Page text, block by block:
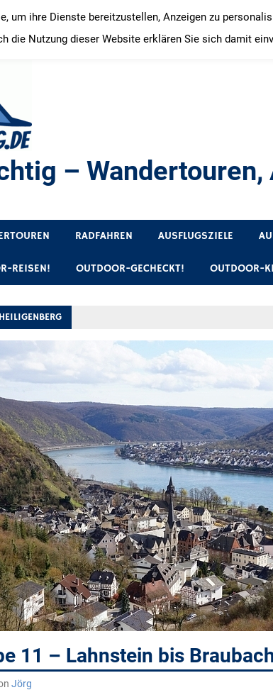
–
RADFAHREN AUSFLUGSZIELE
REISEN! OUTDOOR-GECHECKT! OUTDOOR-
11 – Lahnstein bis
Jörg
um ihre Dienste bereitzustellen, Anzeigen zu
die Nutzung dieser Website erklären Sie sich damit